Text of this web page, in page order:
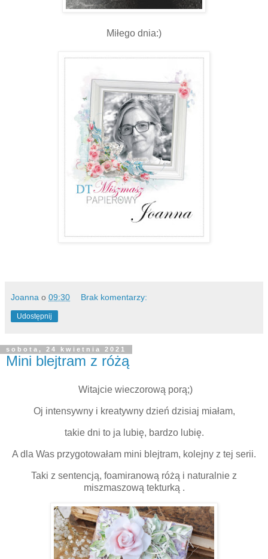
Miłego dnia:)
Joanna o 09:30 Brak komentarzy:
Udostępnij
sobota, 24 kwietnia 2021
Mini blejtram z różą
Witajcie wieczorową porą;)
Oj intensywny i kreatywny dzień dzisiaj miałam,
takie dni to ja lubię, bardzo lubię.
A dla Was przygotowałam mini blejtram, kolejny z tej serii.
Taki z sentencją, foamiranową różą i naturalnie z
miszmaszową tekturką .